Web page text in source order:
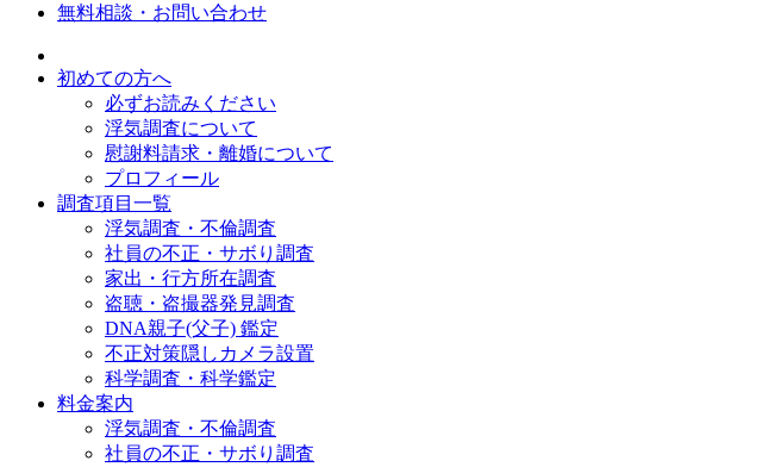
無料相談・お問い合わせ
初めての方へ
必ずお読みください
浮気調査について
慰謝料請求・離婚について
プロフィール
調査項目一覧
浮気調査・不倫調査
社員の不正・サボり調査
家出・行方所在調査
盗聴・盗撮器発見調査
DNA親子(父子) 鑑定
不正対策隠しカメラ設置
科学調査・科学鑑定
料金案内
浮気調査・不倫調査
社員の不正・サボり調査